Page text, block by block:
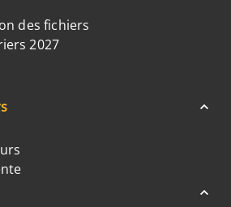
des fichiers
2027